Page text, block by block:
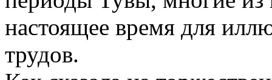
настоящее время для
трудов.